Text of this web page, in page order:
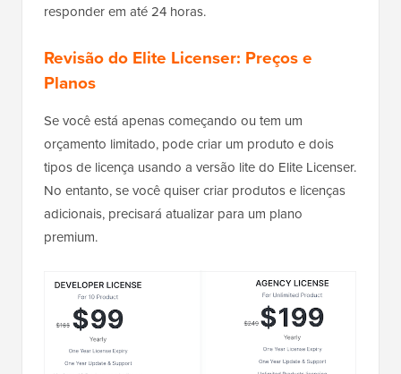
responder em até 24 horas.
Revisão do Elite Licenser: Preços e
Planos
Se você está apenas começando ou tem um
orçamento limitado, pode criar um produto e dois
tipos de licença usando a versão lite do Elite Licenser.
No entanto, se você quiser criar produtos e licenças
adicionais, precisará atualizar para um plano
premium.